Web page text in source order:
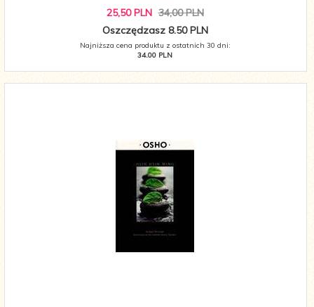
25,50 PLN 34,00 PLN
Oszczędzasz 8.50 PLN
Najniższa cena produktu z ostatnich 30 dni:
34.00 PLN